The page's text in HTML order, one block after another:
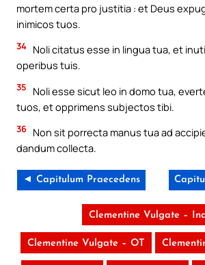
mortem certa pro justitia : et Deus
inimicos tuos.
34 Noli citatus esse in lingua tua, et
operibus tuis.
35
Noli esse sicut leo in domo tua,
tuos, et opprimens subjectos tibi.
36 Non sit porrecta manus tua ad
dandum collecta.
◄ Capitulum Praecedens
Clementine Vulgate –
Clementine Vulgate – OT